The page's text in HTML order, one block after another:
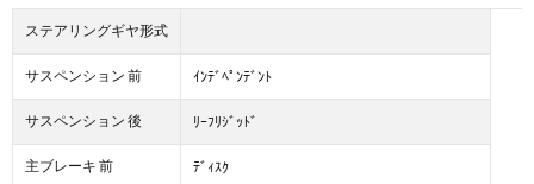
ステアリングギヤ形式
サスペンション 前 ｲﾝﾃﾞﾍﾟﾝﾃﾞﾝﾄ
サスペンション 後 ﾘｰﾌﾘｼﾞｯﾄﾞ
主ブレーキ 前 ﾃﾞｨｽｸ